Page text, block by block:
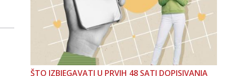
ŠTO IZBJEGAVATI U PRVIH 48 SATI DOPISIVANJA